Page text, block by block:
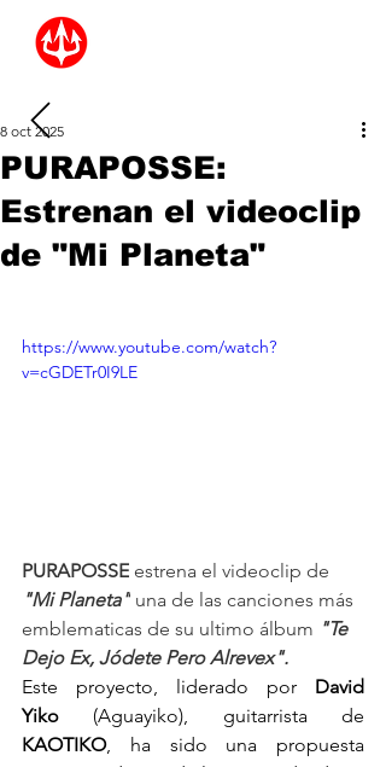
PURAPOSSE:
Estrenan el videoclip
de "Mi Planeta"
8 oct 2025
https://www.youtube.com/watch?
v=cGDETr0I9LE
PURAPOSSE estrena el videoclip de
"Mi Planeta" una de las canciones más
emblematicas de su ultimo álbum "Te
Dejo Ex, Jódete Pero Alrevex".
Este proyecto, liderado por David
Yiko
KAOTIKO, ha sido una propuesta